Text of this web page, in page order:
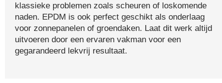
klassieke problemen zoals scheuren of loskomende
naden. EPDM is ook perfect geschikt als onderlaag
voor zonnepanelen of groendaken. Laat dit werk altijd
uitvoeren door een ervaren vakman voor een
gegarandeerd lekvrij resultaat.